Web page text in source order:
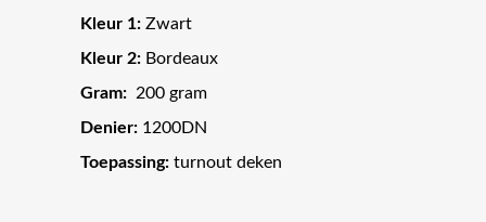
Kleur 1: Zwart
Kleur 2: Bordeaux
Gram: 200 gram
Denier: 1200DN
Toepassing: turnout deken